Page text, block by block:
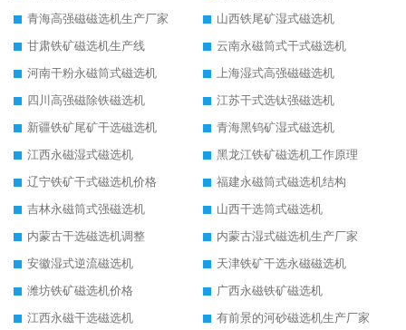
青海高强磁磁选机生产厂家
山西铁尾矿湿式磁选机
甘肃铁矿磁选机生产线
云南永磁筒式干式磁选机
河南干粉永磁筒式磁选机
上海湿式高强磁磁选机
四川高强磁除铁磁选机
江苏干式选钛强磁选机
新疆铁矿尾矿干选磁选机
青海黑钨矿湿式磁选机
江西永磁湿式磁选机
黑龙江铁矿磁选机工作原理
辽宁铁矿干式磁选机价格
福建永磁筒式磁选机结构
吉林永磁筒式强磁选机
山西干选筒式磁选机
内蒙古干选磁选机调整
内蒙古湿式磁选机生产厂家
安徽湿式逆流磁选机
天津铁矿干选永磁磁选机
潍坊铁矿磁选机价格
广西永磁铁矿磁选机
江西永磁干选磁选机
有前景的河砂磁选机生产厂家